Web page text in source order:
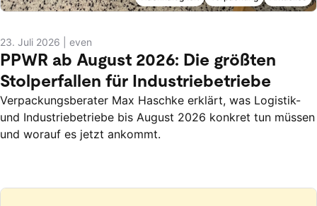
23. Juli 2026 even
PPWR ab August 2026: Die größten
Stolperfallen für Industriebetriebe
Verpackungsberater Max Haschke erklärt, was Logistik-
und Industriebetriebe bis August 2026 konkret tun müssen
und worauf es jetzt ankommt.